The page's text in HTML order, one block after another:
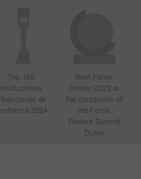
Top 100
Instituciones
de
2024
Best Forex
Broker 2023 at
the conclusion of
the Forex
Traders Summit
Dubai